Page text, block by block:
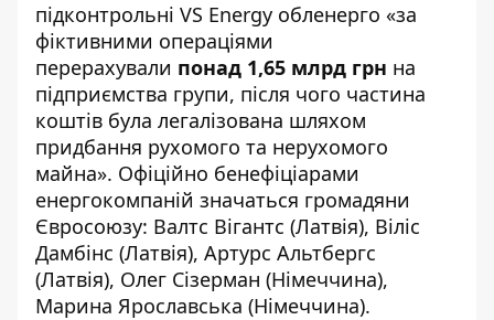
підконтрольні VS Energy обленерго «за
фіктивними операціями
перерахували понад 1,65 млрд грн на
підприємства групи, після чого частина
коштів була легалізована шляхом
придбання рухомого та нерухомого
майна». Офіційно бенефіціарами
енергокомпаній значаться громадяни
Євросоюзу: Валтс Вігантс (Латвія), Віліс
Дамбінс (Латвія), Артурс Альтбергс
(Латвія), Олег Сізерман (Німеччина),
Марина Ярославська (Німеччина).